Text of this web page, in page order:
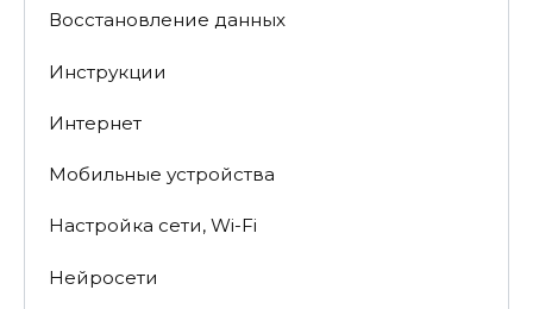
Восстановление данных
Инструкции
Интернет
Мобильные устройства
Настройка сети, Wi-Fi
Нейросети